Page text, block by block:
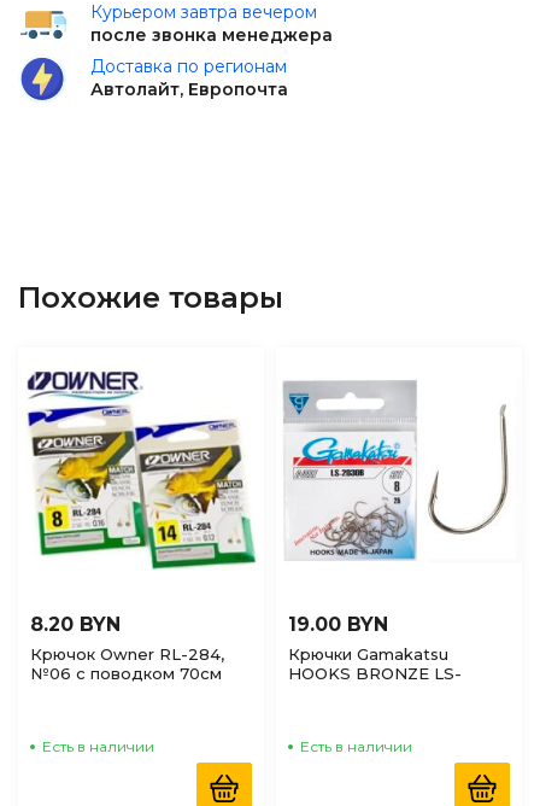
Курьером завтра вечером
после звонка менеджера
Доставка по регионам
Автолайт, Европочта
Похожие товары
8.20 BYN
Крючок Owner RL-284,
№06 с поводком 70см
Есть в наличии
19.00 BYN
Крючки Gamakatsu
HOOKS BRONZE LS-
Есть в наличии